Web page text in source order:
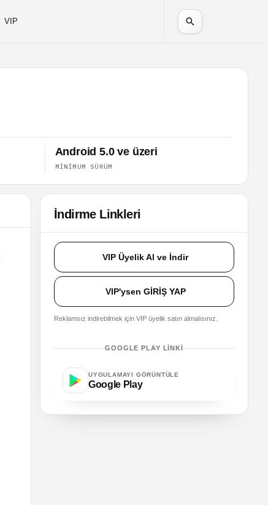
VIP
Android 5.0 ve üzeri
MINIMUM SÜRÜM
İndirme Linkleri
VIP Üyelik Al ve İndir
VIP'ysen GİRİŞ YAP
Reklamsız indirebilmek için VIP üyelik satın almalısınız.
GOOGLE PLAY LINKI
UYGULAMAYI GÖRÜNTÜLE
Google Play